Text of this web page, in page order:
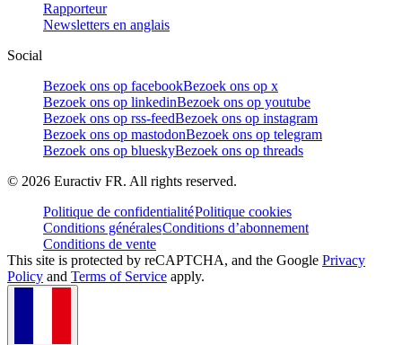
Rapporteur
Newsletters en anglais
Social
Bezoek ons op facebookBezoek ons op x
Bezoek ons op linkedinBezoek ons op youtube
Bezoek ons op rss-feedBezoek ons op instagram
Bezoek ons op mastodonBezoek ons op telegram
Bezoek ons op blueskyBezoek ons op threads
© 2026 Euractiv FR. All rights reserved.
Politique de confidentialitéPolitique cookies
Conditions généralesConditions d’abonnement
Conditions de vente
This site is protected by reCAPTCHA, and the Google Privacy
Policy and Terms of Service apply.